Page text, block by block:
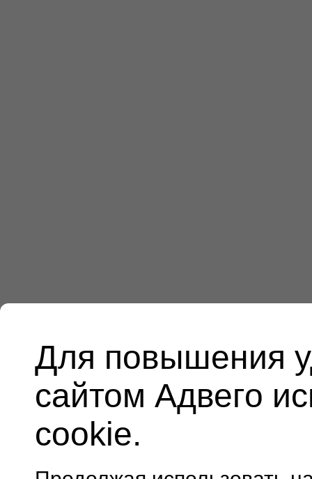
Для повышения
сайтом Адвего
cookie.